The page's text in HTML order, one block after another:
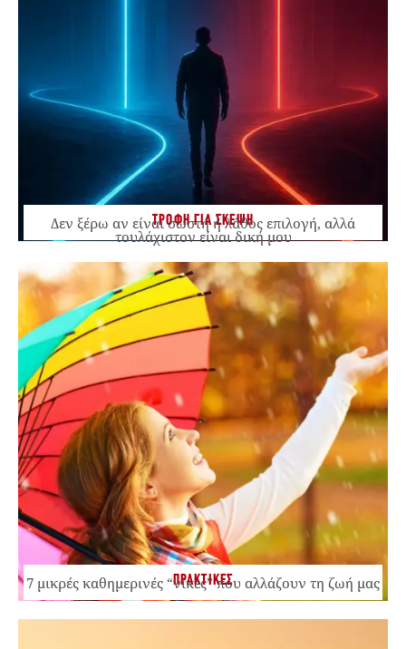
ΤΡΟΦΗ ΓΙΑ ΣΚΕΨΗ
Δεν ξέρω αν είναι σωστή ή λάθος επιλογή, αλλά
τουλάχιστον είναι δική μου
ΠΡΑΚΤΙΚΕΣ
7 μικρές καθημερινές “νίκες” που αλλάζουν τη ζωή μας